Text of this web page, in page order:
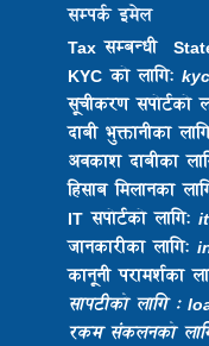
सम्पर्क इमेल
Tax सम्बन्धी
KYC को लागि:
सूचीकरण सपोर्टको
दाबी भुक्तानीका
अवकाश दाबीका
हिसाब मिलानका
IT सपोर्टको लागि:
जानकारीका लागि:
कानूनी परामर्शका
सापटीको लागि :
रकम संकलनको